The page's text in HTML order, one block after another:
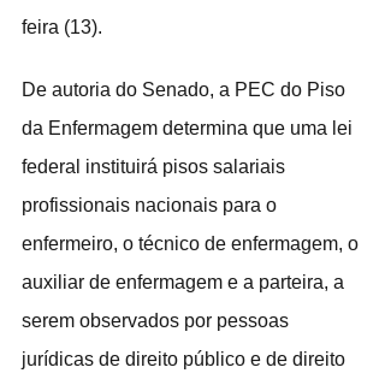
feira (13).
De autoria do Senado, a PEC do Piso
da Enfermagem determina que uma lei
federal instituirá pisos salariais
profissionais nacionais para o
enfermeiro, o técnico de enfermagem, o
auxiliar de enfermagem e a parteira, a
serem observados por pessoas
jurídicas de direito público e de direito